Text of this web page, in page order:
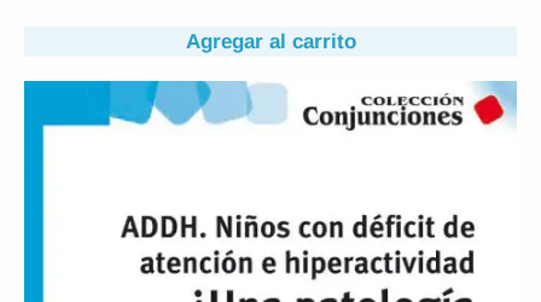
Agregar al carrito